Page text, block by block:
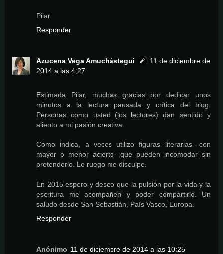
Pilar
Responder
Azucena Vega Amuchástegui
11 de diciembre de
2014 a las 4:27
Estimada Pilar, muchas gracias por dedicar unos
minutos a la lectura pausada y crítica del blog.
Personas como usted (los lectores) dan sentido y
aliento a mi pasión creativa.
Como indica, a veces utilizo figuras literarias -con
mayor o menor acierto- que pueden incomodar sin
pretenderlo. Le ruego me disculpe.
En 2015 espero y deseo que la pulsión por la vida y la
escritura me acompañen y poder compartirlo. Un
saludo desde San Sebastián, País Vasco, Europa.
Responder
Anónimo 11 de diciembre de 2014 a las 10:25